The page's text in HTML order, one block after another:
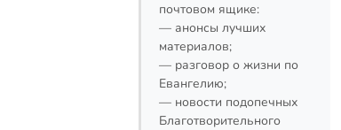
почтовом ящике:
— анонсы лучших
материалов;
— разговор о жизни по
Евангелию;
— новости подопечных
Благотворительного